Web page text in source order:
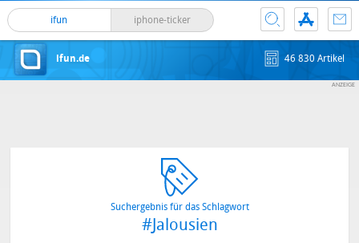
ifun iphone-ticker
ifun.de 46 830 Artikel
Suchergebnis für das Schlagwort
#Jalousien